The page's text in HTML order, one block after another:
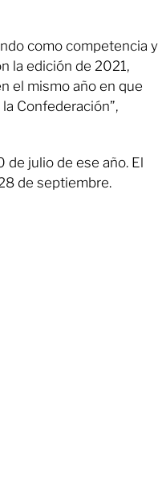
como competencia y
la edición de 2021,
el mismo año en que
Confederación”,
de julio de ese año. El
de septiembre.